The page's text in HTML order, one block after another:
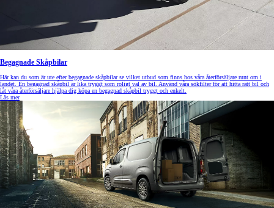
Begagnade Skåpbilar
Här kan du som är ute efter begagnade skåpbilar se vilket utbud som finns hos våra återförsäljare runt om i
landet. En begagnad skåpbil är lika tryggt som roligt val av bil. Använd våra sökfilter för att hitta rätt bil och
låt våra återförsäljare hjälpa dig köpa en begagnad skåpbil tryggt och enkelt.
Läs mer